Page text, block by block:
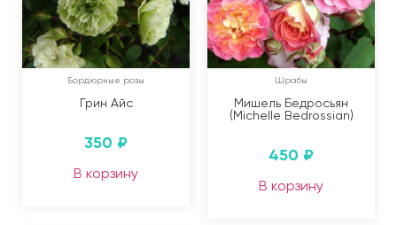
Бордюрные розы
Грин Айс
350 ₽
В корзину
Шрабы
Мишель Бедросьян
(Michelle Bedrossian)
450 ₽
В корзину